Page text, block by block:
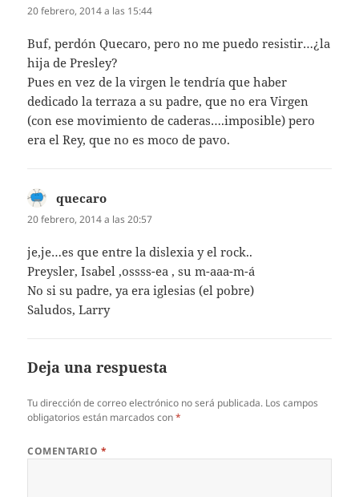
20 febrero, 2014 a las 15:44
Buf, perdón Quecaro, pero no me puedo resistir…¿la
hija de Presley?
Pues en vez de la virgen le tendría que haber
dedicado la terraza a su padre, que no era Virgen
(con ese movimiento de caderas….imposible) pero
era el Rey, que no es moco de pavo.
quecaro
20 febrero, 2014 a las 20:57
je,je…es que entre la dislexia y el rock..
Preysler, Isabel ,ossss-ea , su m-aaa-m-á
No si su padre, ya era iglesias (el pobre)
Saludos, Larry
Deja una respuesta
Tu dirección de correo electrónico no será publicada. Los campos
obligatorios están marcados con*
COMENTARIO *